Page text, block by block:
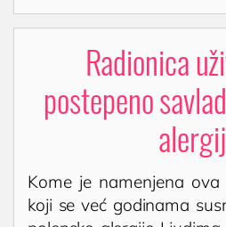
Lokacija
AKTIVNOSTI
Novosti i obaveštenja
UROLOGIJA
Pregled urologa sa
Radionica
postepeno
Kome je namenjena ova
koji se već godinama